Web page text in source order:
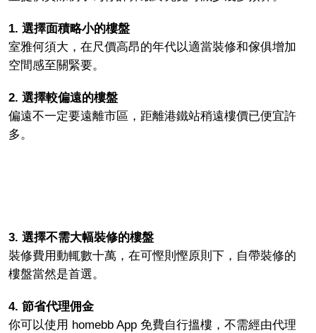
1. 選擇面積略小的樓盤
室雅何須大，在尺價高昂的年代以適當裝修和傢俱增加
空間感至關緊要。
2. 選擇較偏遠的樓盤
偏遠不一定要遠離市區，距離港鐵站稍遠樓價已便宜許
多。
3. 選擇不需大幅裝修的樓盤
裝修費用動輒數十萬，在可慳則慳原則下，自帶裝修的
樓盤當然是首選。
4. 節省代理佣金
你可以使用 homebb App 免費自行搵樓，不需經由代理